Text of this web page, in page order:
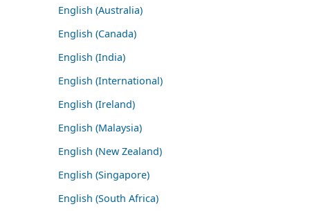
English (Australia)
English (Canada)
English (India)
English (International)
English (Ireland)
English (Malaysia)
English (New Zealand)
English (Singapore)
English (South Africa)